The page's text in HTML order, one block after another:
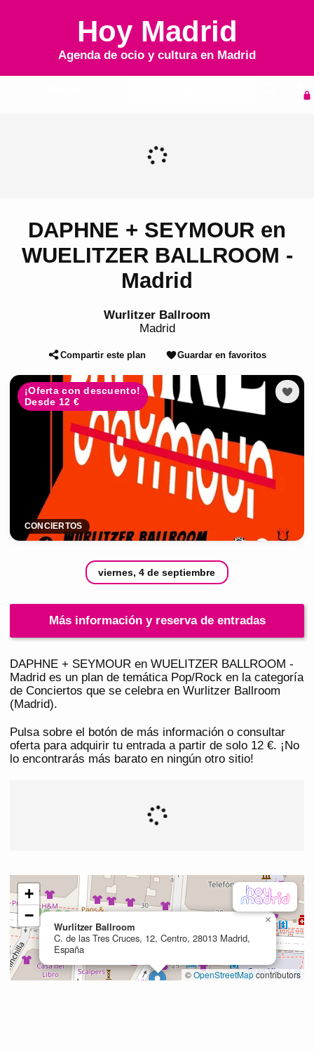
Hoy Madrid
Agenda de ocio y cultura en Madrid
DAPHNE + SEYMOUR en
WUELITZER BALLROOM -
Madrid
Wurlitzer Ballroom
Madrid
Compartir este plan Guardar en favoritos
¡Oferta con descuento!
Desde 12 €
CONCIERTOS
viernes, 4 de septiembre
Más información y reserva de entradas
DAPHNE + SEYMOUR en WUELITZER BALLROOM -
Madrid es un plan de temática Pop/Rock en la categoría
de Conciertos que se celebra en Wurlitzer Ballroom
(Madrid).
Pulsa sobre el botón de más información o consultar
oferta para adquirir tu entrada a partir de solo 12 €. ¡No
lo encontrarás más barato en ningún otro sitio!